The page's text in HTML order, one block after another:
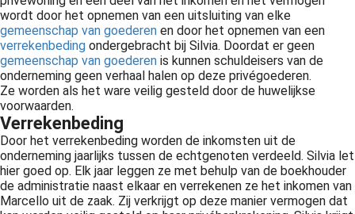
wordt door het opnemen van een uitsluiting van elke
gemeenschap van goederen en door het opnemen van een
verrekenbeding ondergebracht bij Silvia. Doordat er geen
gemeenschap van goederen is kunnen schuldeisers van de
onderneming geen verhaal halen op deze privégoederen.
Ze worden als het ware veilig gesteld door de huwelijkse
voorwaarden.
Verrekenbeding
Door het verrekenbeding worden de inkomsten uit de
onderneming jaarlijks tussen de echtgenoten verdeeld. Silvia let
hier goed op. Elk jaar leggen ze met behulp van de boekhouder
de administratie naast elkaar en verrekenen ze het inkomen van
Marcello uit de zaak. Zij verkrijgt op deze manier vermogen dat